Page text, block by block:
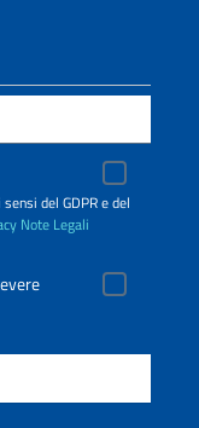
del GDPR e del
Note Legali